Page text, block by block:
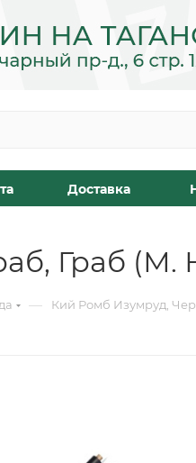
Доставка
Граб (М.
— Кий Ромб Изумруд,